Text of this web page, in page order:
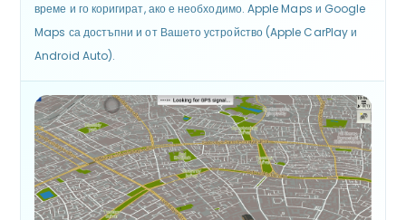
време и го коригират, ако е необходимо. Apple Maps и Google
Maps са достъпни и от Вашето устройство (Apple CarPlay и
Android Auto).